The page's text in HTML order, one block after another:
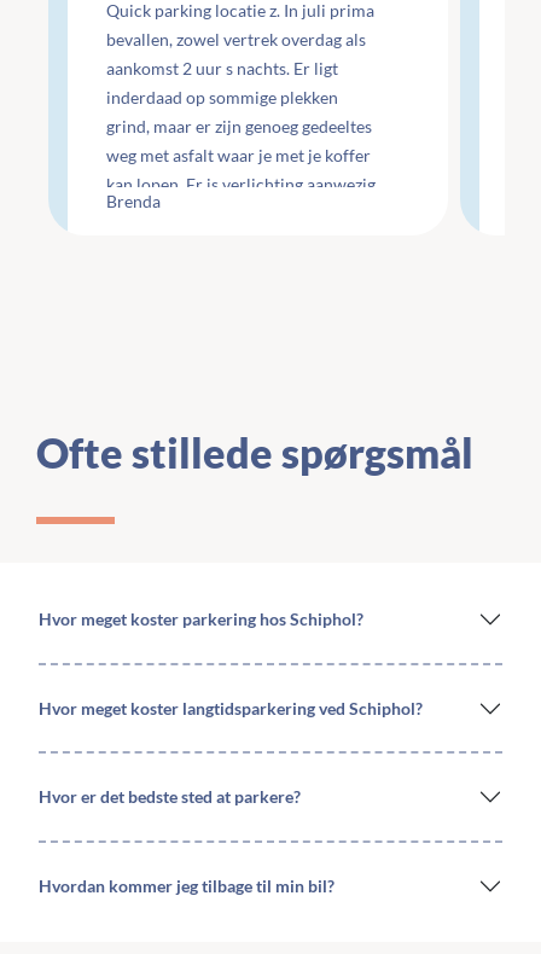
Quick parking locatie z. In juli prima
bevallen, zowel vertrek overdag als
aankomst 2 uur s nachts. Er ligt
inderdaad op sommige plekken
grind, maar er zijn genoeg gedeeltes
weg met asfalt waar je met je koffer
kan lopen. Er is verlichting aanwezig
maar wel minimaal.
Brenda
Ofte stillede spørgsmål
Hvor meget koster parkering hos Schiphol?
Hvor meget koster langtidsparkering ved Schiphol?
Hvor er det bedste sted at parkere?
Hvordan kommer jeg tilbage til min bil?